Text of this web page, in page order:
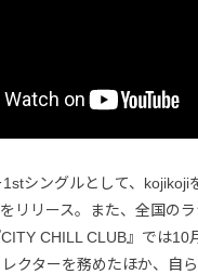
シングルとして、kojikoji
リリース。また、全国の
CHILL CLUB』では10
クターを務めたほか、自